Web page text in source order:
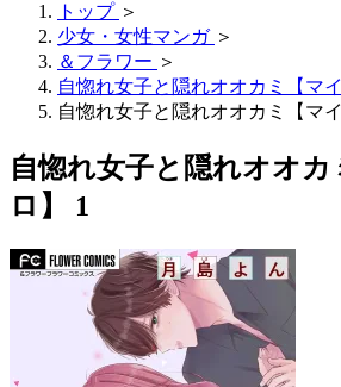
トップ ＞
少女・女性マンガ ＞
＆フラワー ＞
自惚れ女子と隠れオオカミ【マイ
自惚れ女子と隠れオオカミ【マ
自惚れ女子と隠れオオカ
ロ】 1